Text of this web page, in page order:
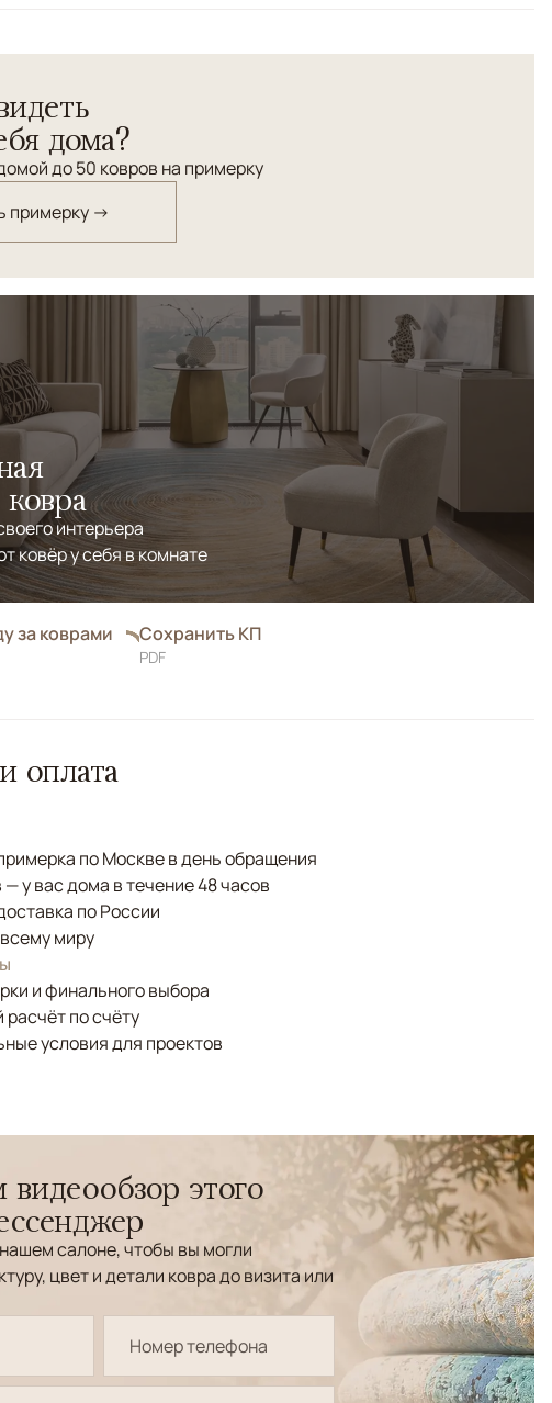
дома?
до 50 ковров на примерку
примерку →
интерьера
ковёр у себя в комнате
за коврами Сохранить КП
PDF
оплата
по Москве в день обращения
у вас дома в течение 48 часов
по России
миру
и финального выбора
по счёту
условия для проектов
этого
салоне, чтобы вы могли
цвет и детали ковра до визита или